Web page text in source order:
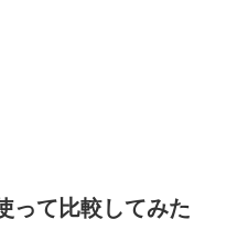
って比較してみた